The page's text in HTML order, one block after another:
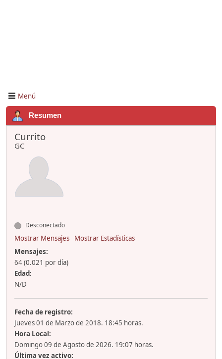
Menú
Resumen
Currito
GC
Desconectado
Mostrar Mensajes
Mostrar Estadísticas
Mensajes:
64 (0.021 por día)
Edad:
N/D
Fecha de registro:
Jueves 01 de Marzo de 2018. 18:45 horas.
Hora Local:
Domingo 09 de Agosto de 2026. 19:07 horas.
Última vez activo: